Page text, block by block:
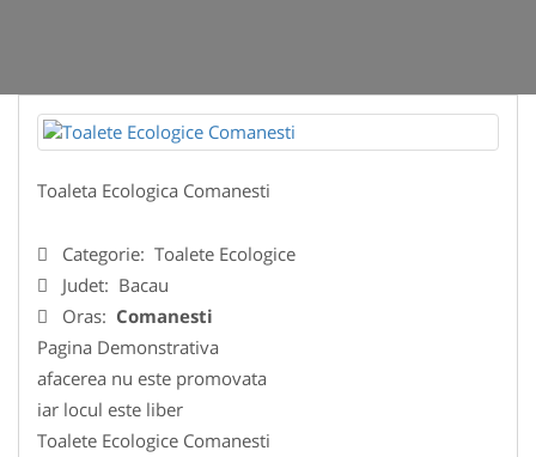
Toaleta Ecologica Comanesti
Categorie: Toalete Ecologice
Judet: Bacau
Oras: Comanesti
Pagina Demonstrativa
afacerea nu este promovata
iar locul este liber
Toalete Ecologice Comanesti